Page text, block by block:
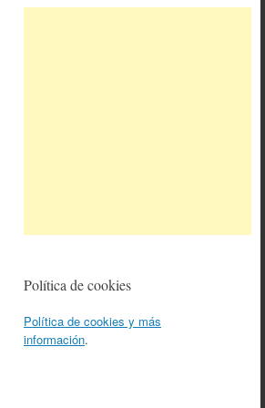
Política de cookies
Política de cookies y más
información.